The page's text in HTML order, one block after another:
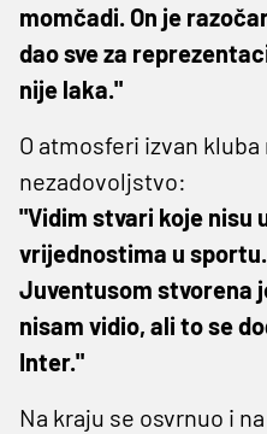
momčadi. On je
dao sve za
nije laka."
O atmosferi izvan
nezadovoljstvo:
"Vidim stvari koje nisu
vrijednostima u
Juventusom stvorena
nisam vidio, ali to se
Inter."
Na kraju se osvrnuo i